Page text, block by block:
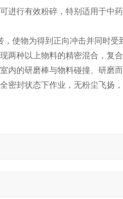
进行有效粉碎，特别适用于中
使物为得到正向冲击并同时受
两种以上物料的精密混合，复合
内的研磨棒与物料碰撞、研磨
密封状态下作业，无粉尘飞扬，